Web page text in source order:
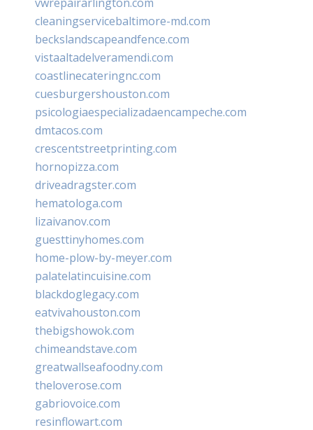
cleaningservicebaltimore-md.com
beckslandscapeandfence.com
vistaaltadelveramendi.com
coastlinecateringnc.com
cuesburgershouston.com
psicologiaespecializadaencampeche.com
dmtacos.com
crescentstreetprinting.com
hornopizza.com
driveadragster.com
hematologa.com
lizaivanov.com
guesttinyhomes.com
home-plow-by-meyer.com
palatelatincuisine.com
blackdoglegacy.com
eatvivahouston.com
thebigshowok.com
chimeandstave.com
greatwallseafoodny.com
theloverose.com
gabriovoice.com
resinflowart.com